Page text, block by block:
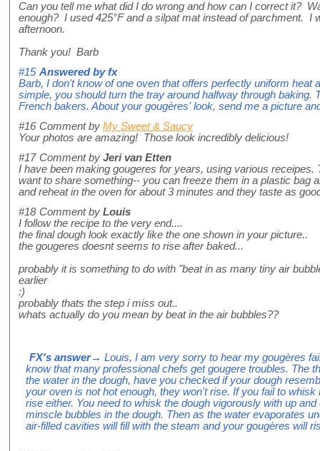
Can you tell me what did I do wrong and how can I correct it?
enough? I used 425°F and a silpat mat instead of parchment. I
afternoon.
Thank you! Barb
#15 Answered byfx
Barb, I don't know of one oven that offers perfectly uniform heat
simple, you should turn the tray around halfway through baking.
French bakers. About your gougères' look, send me a picture
#16 Comment by My Sweet & Saucy
Your photos are amazing! Those look incredibly delicious!
#17 Comment by Jeri van Etten
I have been making gougeres for years, using various receipes.
want to share something-- you can freeze them in a plastic bag
and reheat in the oven for about 3 minutes and they taste as
#18 Comment by Louis
I follow the recipe to the very end....
the final dough look exactly like the one shown in your picture..
the gougeres doesnt seems to rise after baked...
probably it is something to do with "beat in as many tiny air
earlier
:)
probably thats the step i miss out..
whats actually do you mean by beat in the air bubbles??
FX's answer→ Louis, I am very sorry to hear my gougères
know that many professional chefs get gougere troubles. The
the water in the dough, have you checked if your dough
your oven is not hot enough, they won't rise. If you fail to
rise either. You need to whisk the dough vigorously with up
minscle bubbles in the dough. Then as the water evaporates
air-filled cavities will fill with the steam and your gougères will